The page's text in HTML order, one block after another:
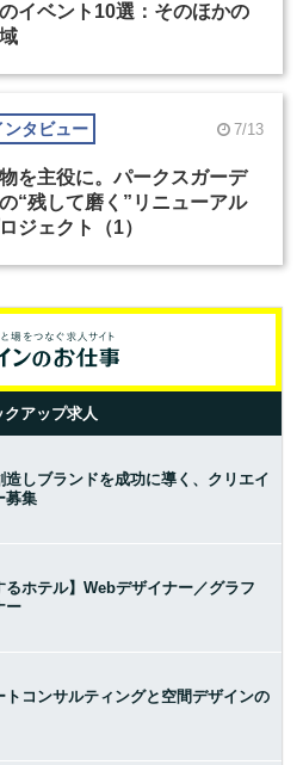
イベント10選：そのほかの
ンタビュー 7/13
を主役に。パークスガーデ
“残して磨く”リニューアル
ジェクト（1）
クアップ求人
造しブランドを成功に導く、クリエイ
募集
るホテル】Webデザイナー／グラフ
ー
トコンサルティングと空間デザインの